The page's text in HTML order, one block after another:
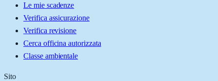
Le mie scadenze
Verifica assicurazione
Verifica revisione
Cerca officina autorizzata
Classe ambientale
Sito